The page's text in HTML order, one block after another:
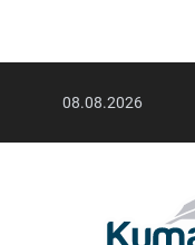
08.08.2026